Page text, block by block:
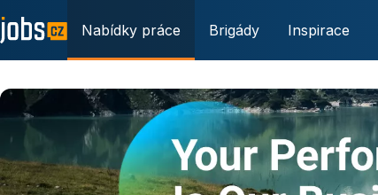
Nabídky práce Brigády Inspirace